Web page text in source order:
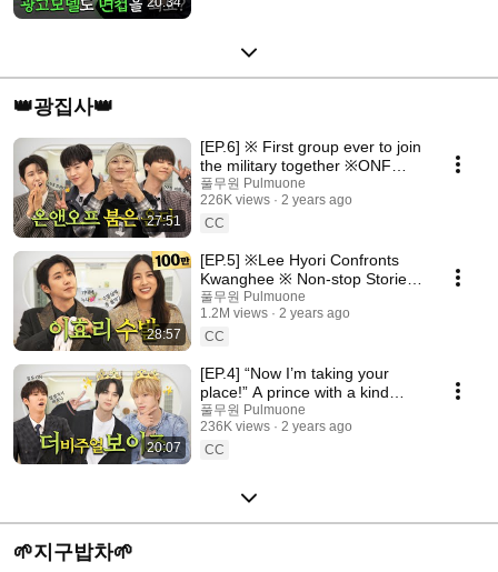
👑광집사👑
27:51
[EP.6] ※ First group ever to join
the military together ※ONF
back from the military🔥 | Butler
Kwang
풀무원 Pulmuone
226K views
2 years ago
CC
28:57
[EP.5] ※Lee Hyori Confronts
Kwanghee ※ Non-stop Stories
from Legendary Entertainers |
Butler Kwang
풀무원 Pulmuone
1.2M views
2 years ago
CC
20:07
[EP.4] “Now I’m taking your
place!” A prince with a kind
face but a very strong heart ✨
풀무원 Pulmuone
236K views
2 years ago
CC
🌱지구밥차🌱